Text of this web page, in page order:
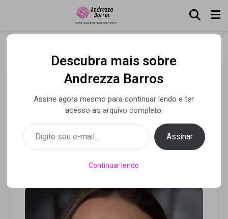
Descubra o segredo para
uma pele rejuvenescida
com fios de PDO com
Carol Ottz
Por Luca Moreira • 10 dez 2024
Descubra mais sobre
Andrezza Barros
Assine agora mesmo para continuar lendo e ter
acesso ao arquivo completo.
Digite seu e-mail…
Assinar
Continuar lendo